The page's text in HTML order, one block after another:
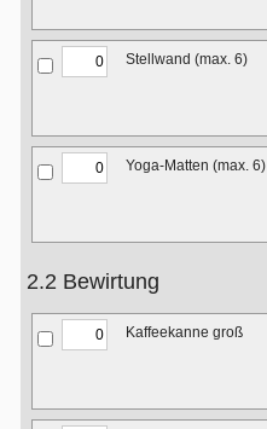
Stellwand (max. 6)
Yoga-Matten (max. 6)
2.2 Bewirtung
Kaffeekanne groß